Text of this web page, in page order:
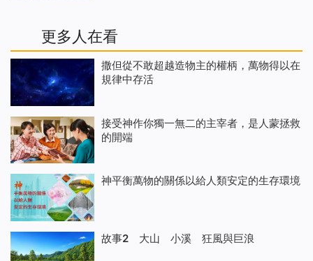
更多人在看
撒但從不敢超越造物主的權柄，萬物得以在
規律中存活
接受神作你獨一無二的主宰者，是人蒙拯救
的開端
神平衡萬物的關係以給人類安定的生存環境
故事2 大山 小溪 狂風與巨浪